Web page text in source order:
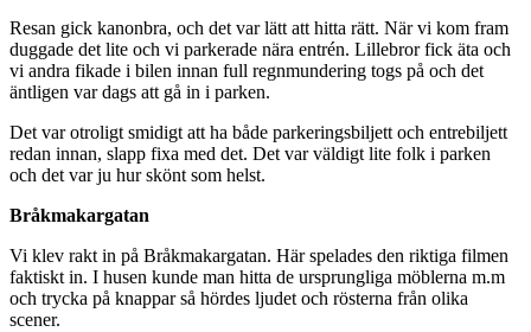
Resan gick kanonbra, och det var lätt att hitta rätt. När vi kom fram
duggade det lite och vi parkerade nära entrén. Lillebror fick äta och
vi andra fikade i bilen innan full regnmundering togs på och det
äntligen var dags att gå in i parken.
Det var otroligt smidigt att ha både parkeringsbiljett och entrebiljett
redan innan, slapp fixa med det. Det var väldigt lite folk i parken
och det var ju hur skönt som helst.
Bråkmakargatan
Vi klev rakt in på Bråkmakargatan. Här spelades den riktiga filmen
faktiskt in. I husen kunde man hitta de ursprungliga möblerna m.m
och trycka på knappar så hördes ljudet och rösterna från olika
scener.